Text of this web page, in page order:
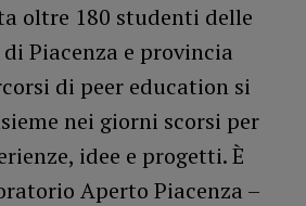
oltre 180 studenti delle
Piacenza e provincia
di peer education si
nei giorni scorsi per
idee e progetti. È
Aperto Piacenza –